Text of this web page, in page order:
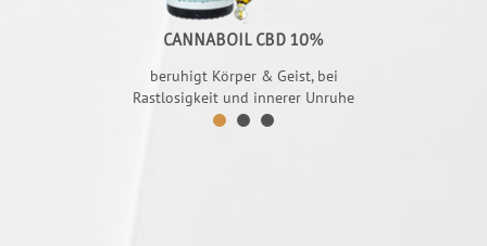
CANNABOIL CBD 10%
beruhigt Körper & Geist, bei
Rastlosigkeit und innerer Unruhe